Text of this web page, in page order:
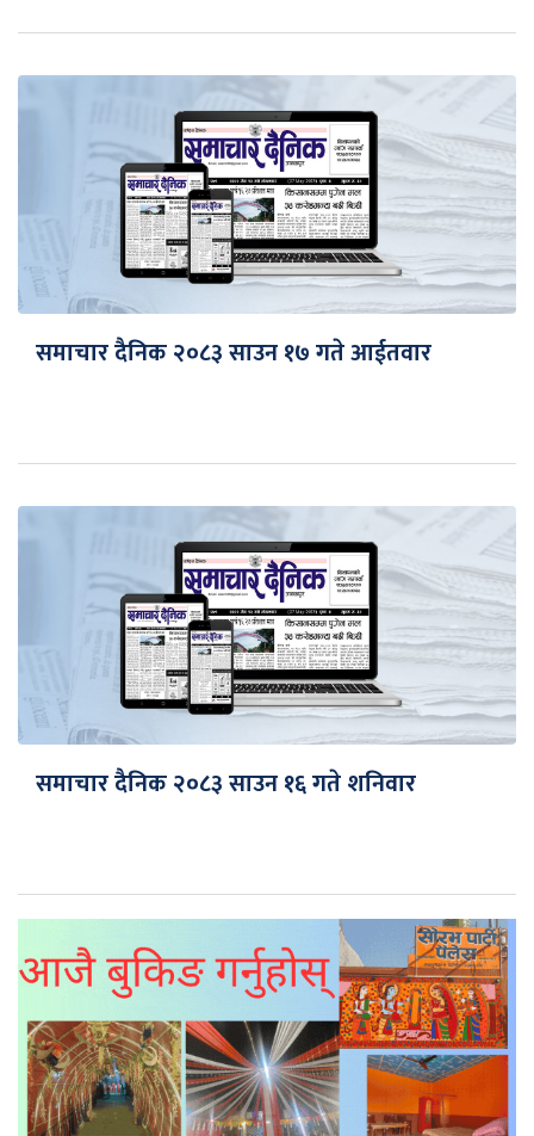
समाचार दैनिक २०८३ साउन १७ गते आईतवार
समाचार दैनिक २०८३ साउन १६ गते शनिवार